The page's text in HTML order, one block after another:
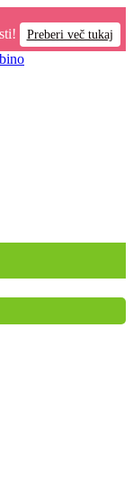
Preberi več tukaj